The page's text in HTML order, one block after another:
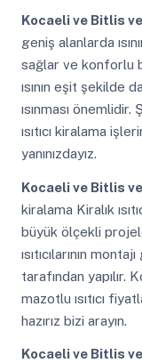
Kocaeli ve Bitlis
geniş alanlarda
sağlar ve konforlu
ısının eşit şekilde
ısınması
ısıtıcı kiralama
yanınızdayız.
Kocaeli ve Bitlis
kiralama Kiralık
büyük ölçekli
ısıtıcılarının
tarafından yapılır.
mazotlu ısıtıcı
hazırız bizi arayın.
Kocaeli ve Bitlis